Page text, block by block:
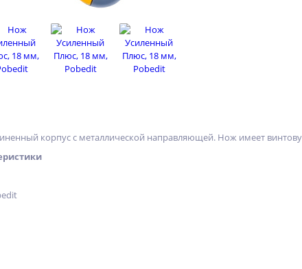
корпус с металлической направляющей. Нож имеет